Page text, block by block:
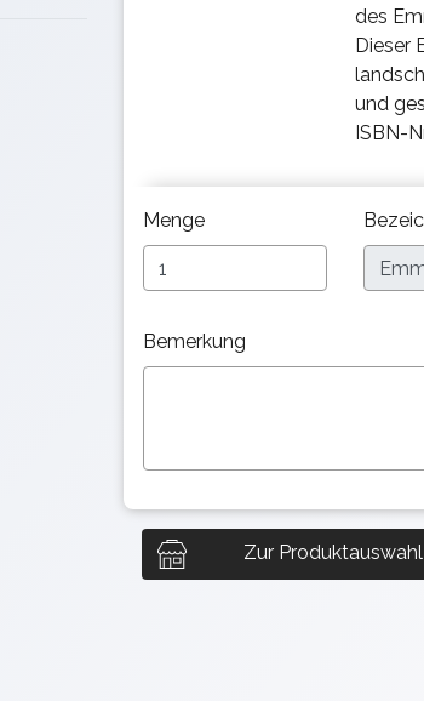
des
Dieser
und
ISBN-
Menge
Bemerkung
Zur Produktauswahl